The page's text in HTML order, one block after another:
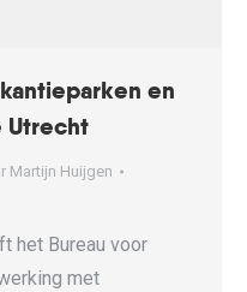
en
Utrecht
Martijn Huijgen
het Bureau voor
met